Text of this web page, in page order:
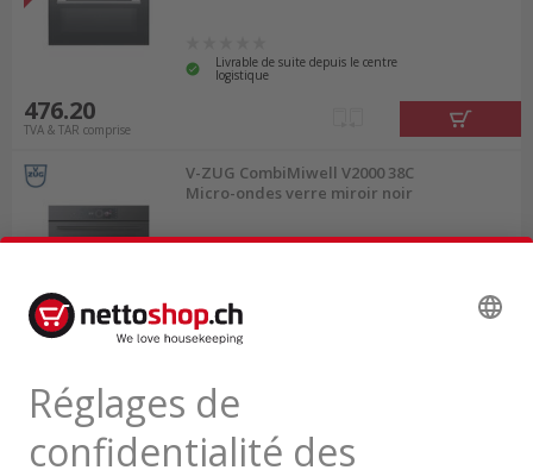
Livrable de suite depuis le centre
logistique
476.20
TVA & TAR comprise
V-ZUG CombiMiwell V2000 38C
Micro-ondes verre miroir noir
1'322.00
TVA & TAR comprise